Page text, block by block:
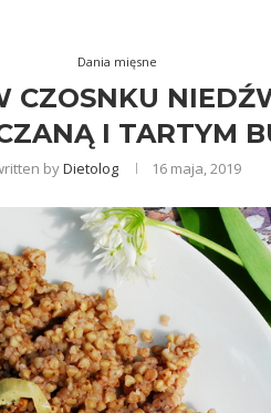
Dania mięsne
CZOSNKU
I TARTYM
byDietolog 16 maja, 2019